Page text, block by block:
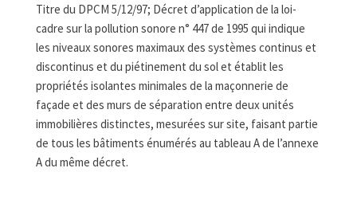
Titre du DPCM 5/12/97; Décret d’application de la loi-
cadre sur la pollution sonore n° 447 de 1995 qui indique
les niveaux sonores maximaux des systèmes continus et
discontinus et du piétinement du sol et établit les
propriétés isolantes minimales de la maçonnerie de
façade et des murs de séparation entre deux unités
immobilières distinctes, mesurées sur site, faisant partie
de tous les bâtiments énumérés au tableau A de l’annexe
A du même décret.